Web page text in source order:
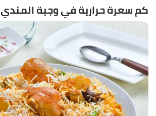
كم سعرة حرارية في وجبة المندي